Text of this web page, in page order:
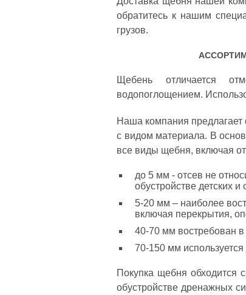
обратитесь к нашим
грузов.
Щебень отличается
водопоглощением.
Наша компания
с видом материала. В
все виды щебня, включая
до 5 мм - отсев не
обустройстве детских
5-20 мм – наиболее
включая перекрытия,
40-70 мм востребован
70-150 мм
Покупка щебня обходится
обустройстве дренажных